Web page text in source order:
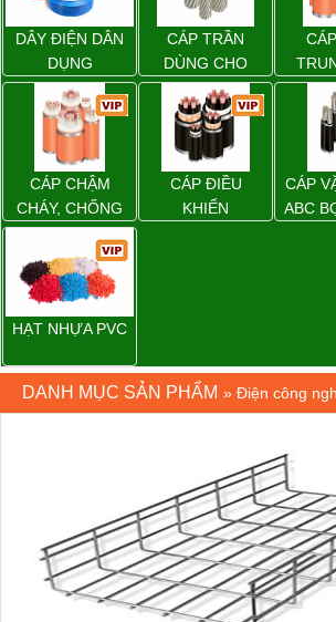
DÂY ĐIỆN DÂN
DỤNG
CÁP TRẦN
DÙNG CHO
ĐƯỜNG DÂY
TẢI ĐIỆN TRÊN
KHÔNG
CÁP CHẬM
CHÁY, CHỐNG
CHÁY
CÁP ĐIỀU
KHIỂN
CÁP
ABC
HẠT NHỰA PVC
DANH MỤC SẢN PHẨM » Điện công